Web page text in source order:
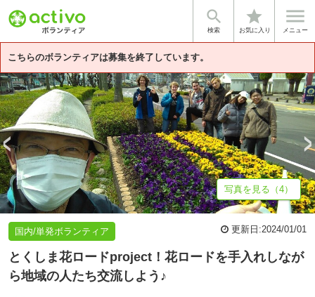

検索
star
お気に入り

メニュー
こちらのボランティアは募集を終了しています。
基本情報 募集詳細 法人情報
写真を見る（4）
国内/単発ボランティア 更新日:2024/01/01
とくしま花ロードproject！花ロードを手入れしなが
ら地域の人たち交流しよう♪